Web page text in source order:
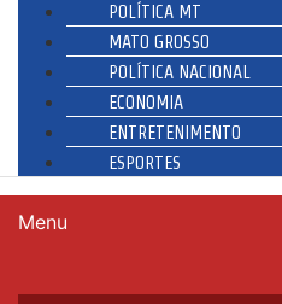
POLÍTICA MT
MATO GROSSO
POLÍTICA NACIONAL
ECONOMIA
ENTRETENIMENTO
ESPORTES
Menu